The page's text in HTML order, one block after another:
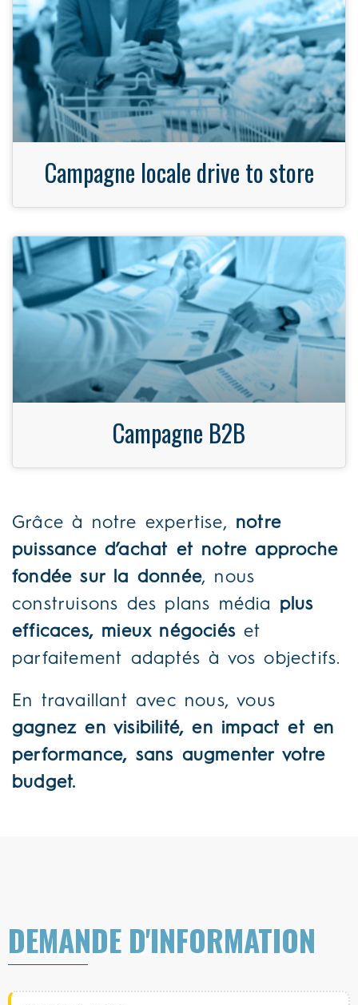
Campagne locale drive to store
Campagne B2B
Grâce à notre expertise, notre
puissance d’achat et notre approche
fondée sur la donnée, nous
construisons des plans média plus
efficaces, mieux négociés et
parfaitement adaptés à vos objectifs.
En travaillant avec nous, vous
gagnez en visibilité, en impact et en
performance, sans augmenter votre
budget.
DEMANDE D'INFORMATION